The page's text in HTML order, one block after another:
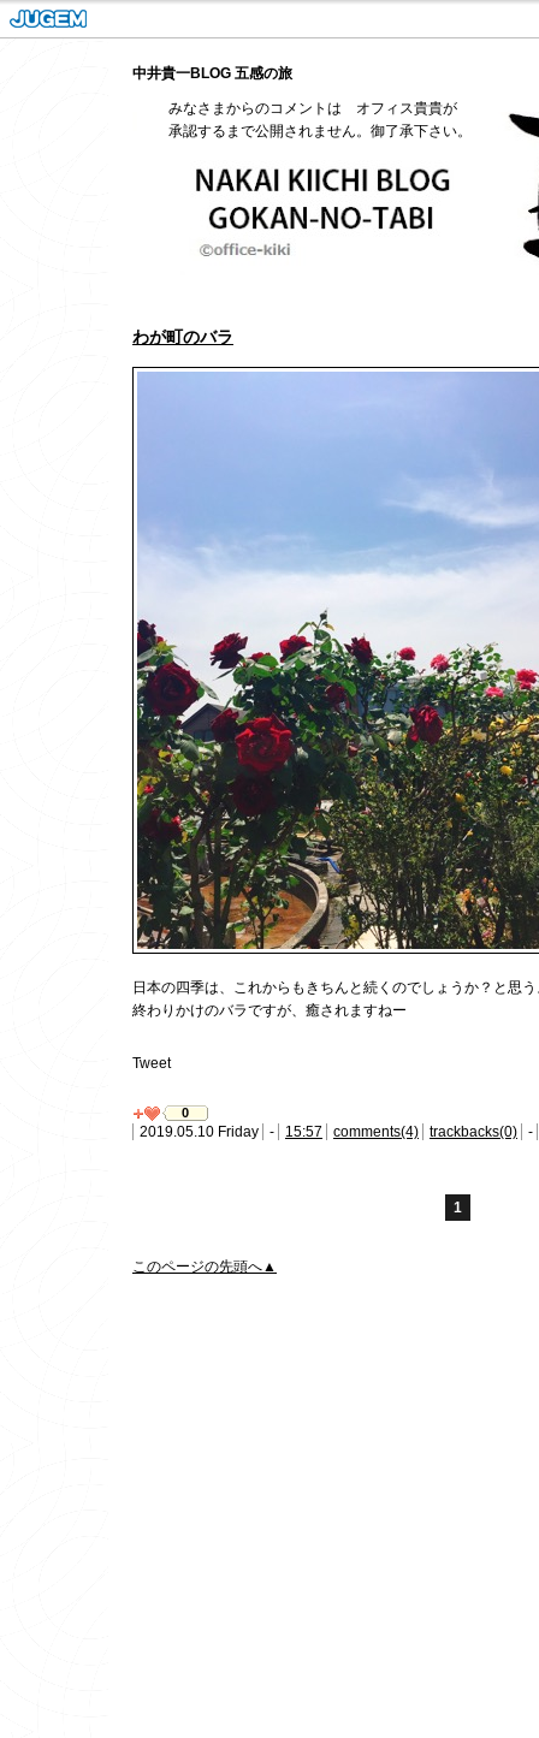
中井貴一BLOG 五感の旅
みなさまからのコメントは オフィス貴貴が
承認するまで公開されません。御了承下さい。
わが町のバラ
日本の四季は、これからもきちんと続くのでしょうか？と思
終わりかけのバラですが、癒されますねー
Tweet
0
2019.05.10 Friday - 15:57 comments(4) trackbacks(0) -
1
このページの先頭へ▲